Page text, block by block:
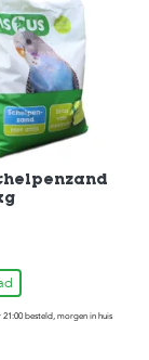
besteld, morgen in huis